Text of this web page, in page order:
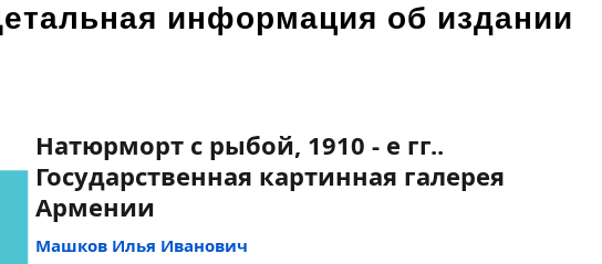
информация об издании
Натюрморт с рыбой, 1910 - е гг..
Государственная картинная галерея
Армении
Машков Илья Иванович